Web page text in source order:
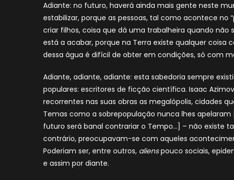
Adiante: no futuro, haverá ainda mais gente neste
estabilizar, porque as pessoas, tal como acontece no
criar filhos, coisa que dá uma trabalheira quando não
está a acabar, porque na Terra existe qualquer coisa
dessa água é difícil de obter em condições, só com
Adiante, adiante, adiante: esta sabedoria sempre
populares: escritores de ficção científica. Isaac
recorrentes nas suas obras as megalópolis, cidades
Temas como a sobrepopulação nunca lhes
futuro será banal contrariar o Tempo…] – não existe
contrário, preocupavam-se com aqueles
Poderiam ser, entre outros, alienspouco sociais,
e assim por diante.